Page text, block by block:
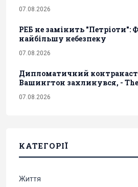
07.08.2026
РЕБ не замінить "Петріоти":
найбільшу небезпеку
07.08.2026
Дипломатичний
Вашингтон захлинувся, -
07.08.2026
КАТЕГОРІЇ
Життя